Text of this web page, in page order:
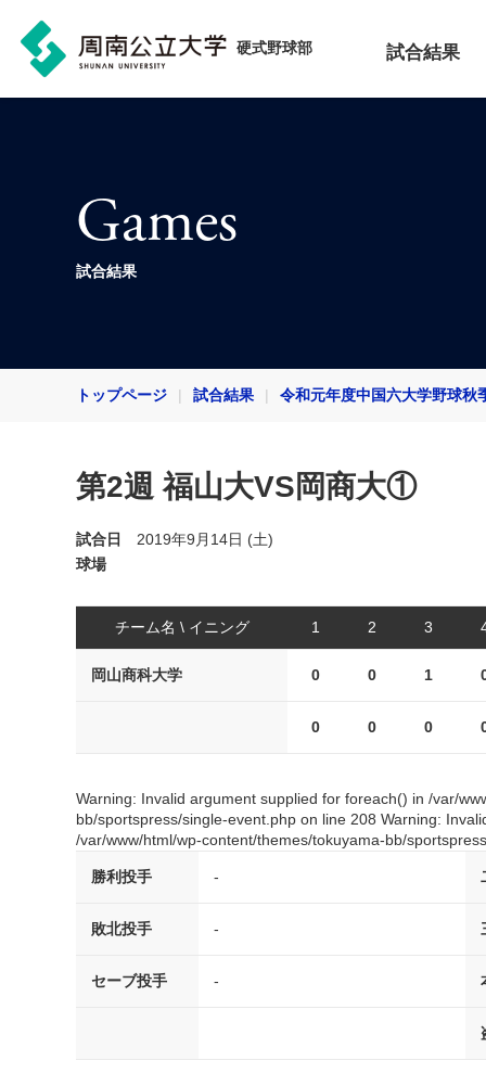
硬式野球部 試合結果
Games
試合結果
トップページ 試合結果 令和元年度中国六大学野球秋
第2週 福山大VS岡商大①
試合日
2019年9月14日 (土)
球場
チーム名 \ イニング 1 2 3
岡山商科大学 0 0 1
0 0 0
Warning: Invalid argument supplied for foreach() in /var/
bb/sportspress/single-event.php on line 208 Warning:
/var/www/html/wp-content/themes/tokuyama-bb/
勝利投手 -
敗北投手 -
セーブ投手 -